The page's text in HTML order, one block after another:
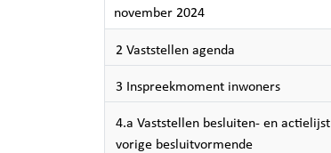
november 2024
2 Vaststellen agenda
3 Inspreekmoment inwoners
4.a Vaststellen besluiten- en actielijst
vorige besluitvormende